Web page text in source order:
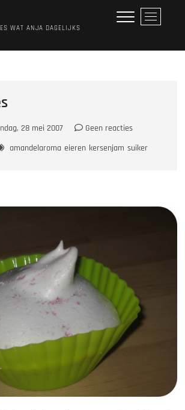
WAT ANJA DAGELIJKS
M
e
28 mei 2007
Geen reacties
amandelaroma eieren kersenjam suiker